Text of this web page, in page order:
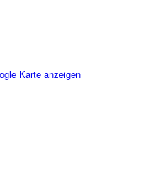
Karte anzeigen